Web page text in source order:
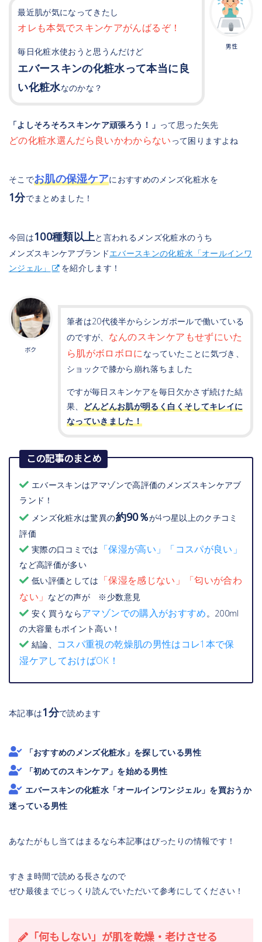
男性
最近肌が気になってきたし
オレも本気でスキンケアがんばるぞ！
毎日化粧水使おうと思うんだけど
エバースキンの化粧水って本当に良
い化粧水なのかな？
「よしそろそろスキンケア頑張ろう！」 って思った矢先
どの化粧水選んだら良いかわからない って困りますよね
そこでお肌の保湿ケアにおすすめのメンズ化粧水を
1分でまとめました！
今回は100種類以上と言われるメンズ化粧水のうち
メンズスキンケアブランドエバースキンの化粧水「オールインワ
ンジェル」
を紹介します！
ボク
筆者は20代後半からシンガポールで働いている
のですが、 なんのスキンケアもせずにいた
ら肌がボロボロになっていたことに気づき、
ショックで膝から崩れ落ちました
ですが毎日スキンケアを毎日欠かさず続けた結
果、 どんどんお肌が明るく白くそしてキレイに
なっていきました！
この記事のまとめ
エバースキンはアマゾンで高評価のメンズスキンケアブ
ランド！
メンズ化粧水は驚異の約90％が4つ星以上のクチコミ
評価
実際の口コミでは 「保湿が高い」「コスパが良い」
など高評価が多い
低い評価としては 「保湿を感じない」「匂いが合わ
ない」 などの声が ※少数意見
安く買うならアマゾンでの購入がおすすめ。200ml
の大容量もポイント高い！
結論、
コスパ重視の乾燥肌の男性はコレ1本で保
湿ケアしておけばOK！
本記事は1分で読めます
「おすすめのメンズ化粧水」を探している男性
「初めてのスキンケア」を始める男性
エバースキンの化粧水「オールインワンジェル」を買おうか
迷っている男性
あなたがもし当てはまるなら本記事はぴったりの情報です！
すきま時間で読める長さなので
ぜひ最後までじっくり読んでいただいて参考にしてください！
「何もしない」が肌を乾燥・老けさせる